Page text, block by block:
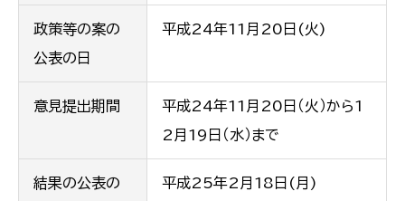
政策等の案の
公表の日
平成24年11月20日(火)
意見提出期間
平成24年11月20日（火）から1
2月19日（水）まで
結果の公表の
平成25年2月18日(月)